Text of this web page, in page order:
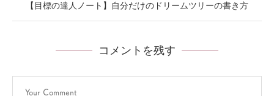
【目標の達人ノート】自分だけのドリームツリーの書き方
コメントを残す